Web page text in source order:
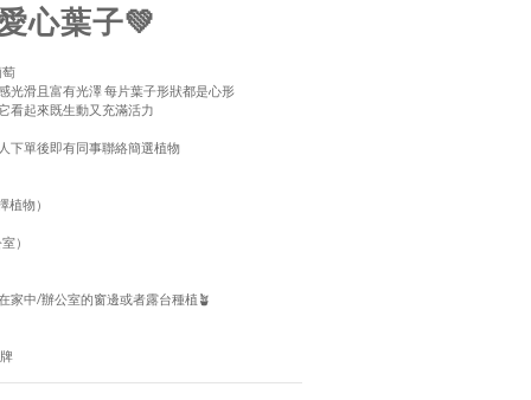
心葉子💚
光滑且富有光澤 每片葉子形狀都是心形
看起來既生動又充滿活力
下單後即有同事聯絡簡選植物
植物）
）
家中/辦公室的窗邊或者露台種植🪴